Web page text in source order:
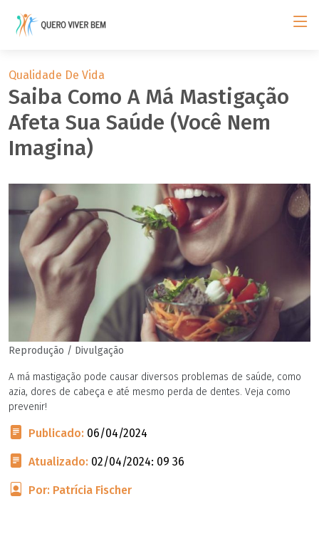
Qualidade De Vida
Saiba Como A Má Mastigação
Afeta Sua Saúde (você Nem
Imagina)
Reprodução / Divulgação
A má mastigação pode causar diversos problemas de saúde, como
azia, dores de cabeça e até mesmo perda de dentes. Veja como
prevenir!
Publicado: 06/04/2024
Atualizado: 02/04/2024: 09 36
Por: Patrícia Fischer